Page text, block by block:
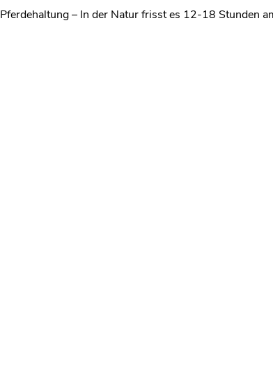
Pferdehaltung – In der Natur frisst es 12-18 Stunden